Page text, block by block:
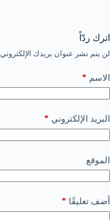
اترك ردّاً
لن يتم نشر عنوان بريدك الإلكتروني.
الاسم *
البريد الإلكتروني *
الموقع
أضف تعليقًا *